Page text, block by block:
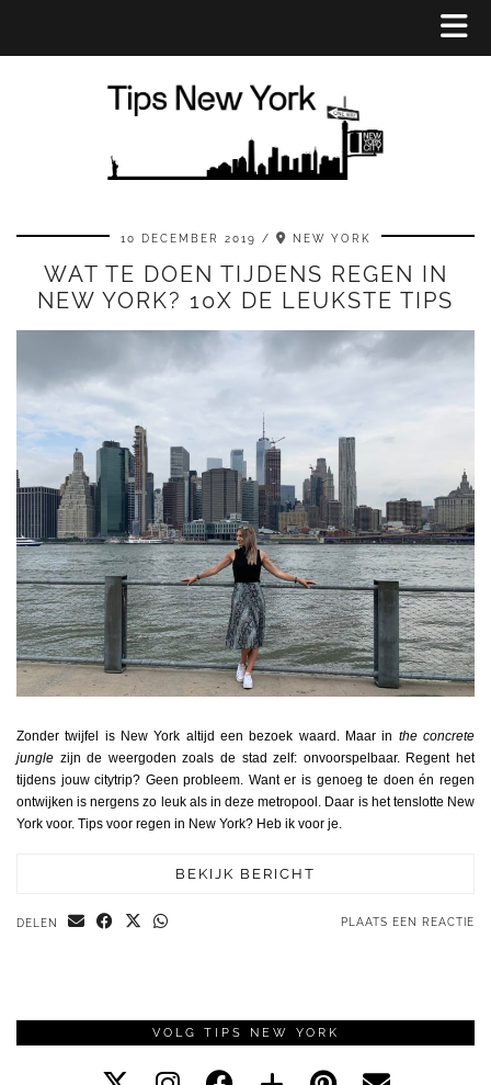
10 DECEMBER 2019 NEW YORK
WAT TE DOEN TIJDENS REGEN IN
NEW YORK? 10X DE LEUKSTE TIPS
Zonder twijfel is New York altijd een bezoek waard. Maar in the concrete
jungle zijn de weergoden zoals de stad zelf: onvoorspelbaar. Regent het
tijdens jouw citytrip? Geen probleem. Want er is genoeg te doen én regen
ontwijken is nergens zo leuk als in deze metropool. Daar is het tenslotte New
York voor. Tips voor regen in New York? Heb ik voor je.
BEKIJK BERICHT
DELEN PLAATS EEN REACTIE
VOLG TIPS NEW YORK